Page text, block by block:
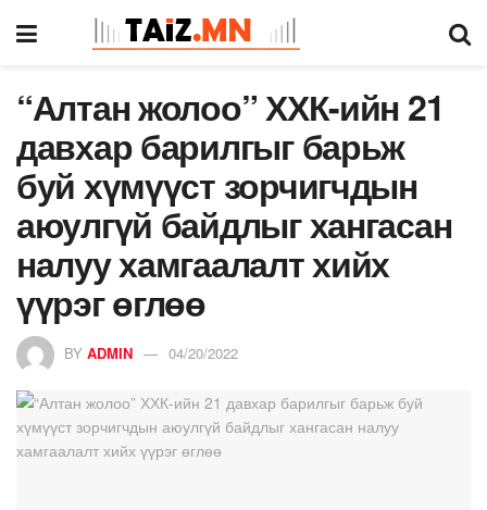
“Алтан жолоо” ХХК-ийн 21
давхар барилгыг барьж
буй хүмүүст зорчигчдын
аюулгүй байдлыг хангасан
налуу хамгаалалт хийх
үүрэг өглөө
BY ADMIN 04/20/2022